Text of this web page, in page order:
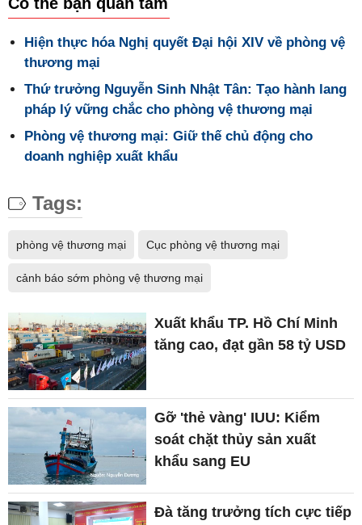
Hiện thực hóa Nghị quyết Đại hội XIV về phòng vệ
thương mại
Thứ trưởng Nguyễn Sinh Nhật Tân: Tạo hành lang
pháp lý vững chắc cho phòng vệ thương mại
Phòng vệ thương mại: Giữ thế chủ động cho
doanh nghiệp xuất khẩu
Tags:
phòng vệ thương mại Cục phòng vệ thương mại
cảnh báo sớm phòng vệ thương mại
Xuất khẩu TP. Hồ Chí Minh
tăng cao, đạt gần 58 tỷ USD
Gỡ 'thẻ vàng' IUU: Kiểm
soát chặt thủy sản xuất
khẩu sang EU
Đà tăng trưởng tích cực tiếp